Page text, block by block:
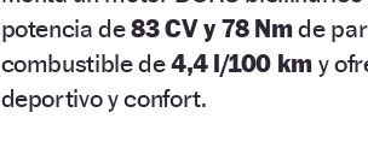
potencia de83 CV y 78 Nmde par
combustible de4,4 l/100 km y
deportivo y confort.